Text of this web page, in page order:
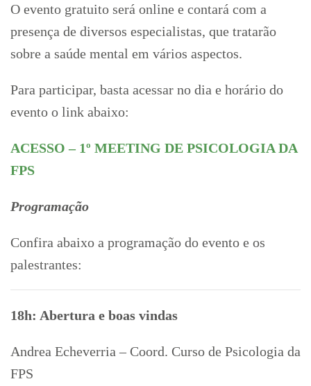
O evento gratuito será online e contará com a
presença de diversos especialistas, que tratarão
sobre a saúde mental em vários aspectos.
Para participar, basta acessar no dia e horário do
evento o link abaixo:
ACESSO – 1º MEETING DE PSICOLOGIA DA
FPS
Programação
Confira abaixo a programação do evento e os
palestrantes:
18h: Abertura e boas vindas
Andrea Echeverria – Coord. Curso de Psicologia da
FPS